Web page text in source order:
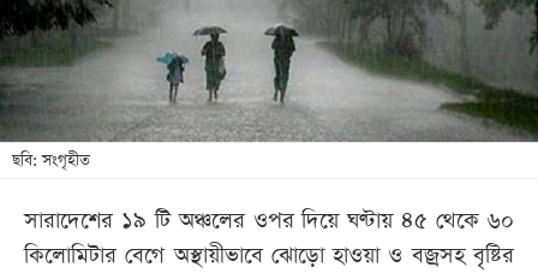
বিনোদন
লাইফ
স্টাইল
শিক্ষা
সব
ছবি: সংগৃহীত
সারাদেশের ১৯ টি অঞ্চলের ওপর দিয়ে ঘণ্টায় ৪৫ থেকে ৬০
কিলোমিটার বেগে অস্থায়ীভাবে ঝোড়ো হাওয়া ও বজ্রসহ বৃষ্টির